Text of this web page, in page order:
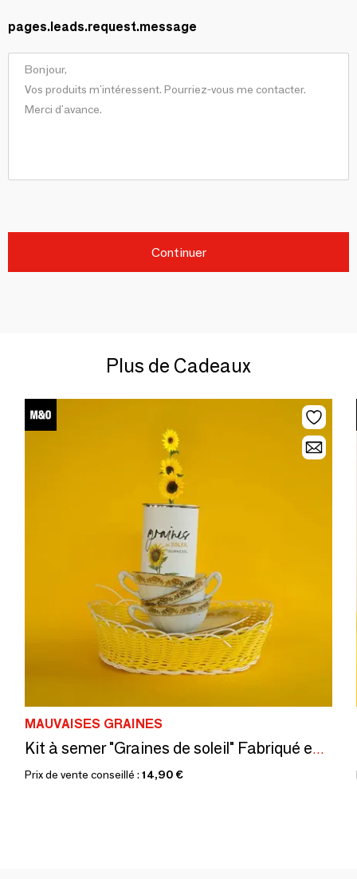
pages.leads.request.message
Continuer
Plus de Cadeaux
MAUVAISES GRAINES
Kit à semer "Graines de soleil" Fabriqué en France
Prix de vente conseillé : 14,90 €